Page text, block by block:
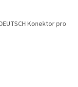
Konektor pro